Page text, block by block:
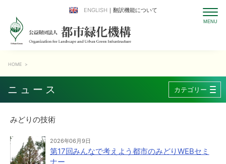
ENGLISH ｜翻訳機能について
ニュース
HOME >
みどりの技術
2026年06月9日
第17回みんなで考えよう都市のみどりWEBセミ
ナー
カテゴリー